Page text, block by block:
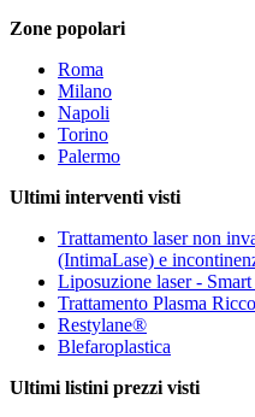
Zone popolari
Roma
Milano
Napoli
Torino
Palermo
Ultimi interventi visti
Trattamento laser non
(IntimaLase) e
Liposuzione laser -
Trattamento Plasma
Restylane®
Blefaroplastica
Ultimi listini prezzi visti